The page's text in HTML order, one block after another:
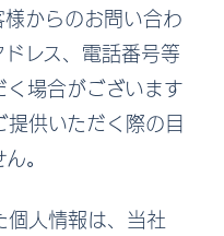
からのお問い合わ
レス、電話番号等
場合がございます
供いただく際の目
。
個人情報は、当社